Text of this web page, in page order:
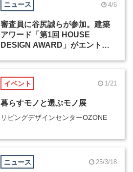
ニュース 4/6
審査員に谷尻誠らが参加。建築
アワード「第1回 HOUSE
DESIGN AWARD」がエントリ
イベント 1/21
暮らすモノと選ぶモノ展
リビングデザインセンターOZONE
ニュース 25/3/18